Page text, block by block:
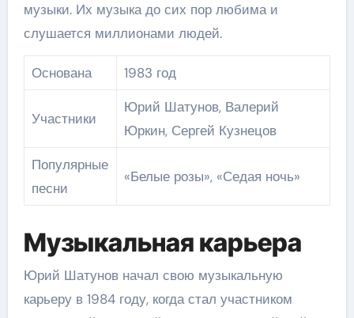
музыки. Их музыка до сих пор любима и
слушается миллионами людей.
Основана 1983 год
Участники
Юрий Шатунов, Валерий
Юркин, Сергей Кузнецов
Популярные
песни
«Белые розы», «Седая ночь»
Музыкальная карьера
Юрий Шатунов начал свою музыкальную
карьеру в 1984 году, когда стал участником